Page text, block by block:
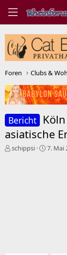
Foren Clubs &
Bericht
asiatische
E
schippsi
E
7. Mai